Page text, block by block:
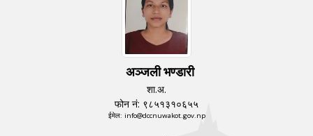
अञ्जली भण्डारी
शा.अ.
फोन नं: ९८५१३१०६५५
ईमेल: info@dccnuwakot.gov.np